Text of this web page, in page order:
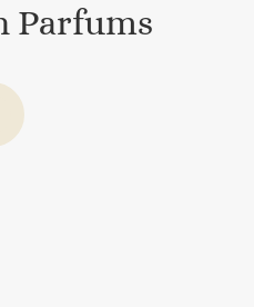
Parfums